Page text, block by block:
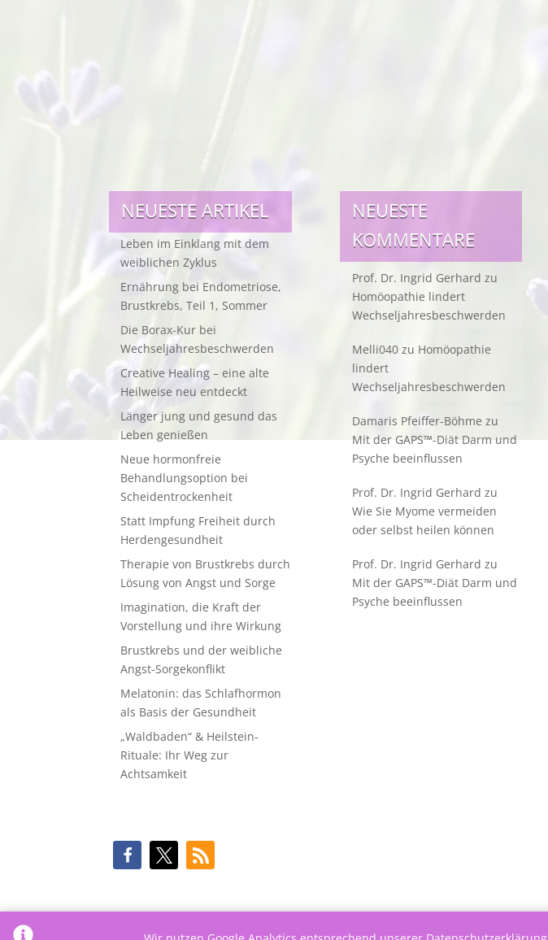
NEUESTE ARTIKEL
Leben im Einklang mit dem
weiblichen Zyklus
Ernährung bei Endometriose,
Brustkrebs, Teil 1, Sommer
Die Borax-Kur bei
Wechseljahresbeschwerden
Creative Healing – eine alte
Heilweise neu entdeckt
Länger jung und gesund das
Leben genießen
Neue hormonfreie
Behandlungsoption bei
Scheidentrockenheit
Statt Impfung Freiheit durch
Herdengesundheit
Therapie von Brustkrebs durch
Lösung von Angst und Sorge
Imagination, die Kraft der
Vorstellung und ihre Wirkung
Brustkrebs und der weibliche
Angst-Sorgekonflikt
Melatonin: das Schlafhormon
als Basis der Gesundheit
„Waldbaden“ & Heilstein-
Rituale: Ihr Weg zur
Achtsamkeit
NEUESTE
KOMMENTARE
Prof. Dr. Ingrid Gerhard zu
Homöopathie lindert
Wechseljahresbeschwerden
Melli040zu Homöopathie
lindert
Wechseljahresbeschwerden
Damaris Pfeiffer-Böhme zu
Mit der GAPS™-Diät Darm und
Psyche beeinflussen
Prof. Dr. Ingrid Gerhard zu
Wie Sie Myome vermeiden
oder selbst heilen können
Prof. Dr. Ingrid Gerhard zu
Mit der GAPS™-Diät Darm und
Psyche beeinflussen